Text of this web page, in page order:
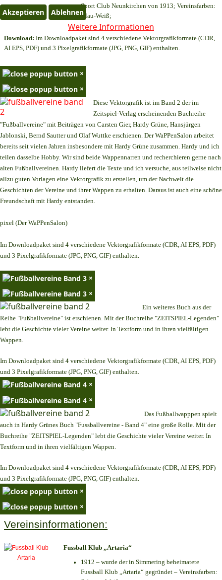
Akzeptieren Ablehnen
Weitere Informationen
Sport Club Neunkirchen von 1913; Vereinsfarben:
Blau-Weiß;
Download: Im Downloadpaket sind 4 verschiedene Vektorgrafikformate (CDR,
AI EPS, PDF) und 3 Pixelgrafikformate (JPG, PNG, GIF) enthalten.
×
×
Diese Vektorgrafik ist im Band 2 der im
Zeitspiel-Verlag erscheinenden Buchreihe
"Fußballvereine" mit Beiträgen von Carsten Gier, Hardy Grüne, Hansjürgen
Jablonski, Bernd Sautter und Olaf Wuttke erschienen. Der WaPPenSalon arbeitet
bereits seit vielen Jahren insbesondere mit Hardy Grüne zusammen. Hardy und ich
teilen dasselbe Hobby. Wir sind beide Wappennarren und recherchieren gerne nach
alten Fußballvereinen. Hardy liefert die Texte und ich versuche, aus teilweise nicht
allzu guten Vorlagen eine Vektorgrafik zu erstellen, um der Nachwelt die
Geschichten der Vereine und ihrer Wappen zu erhalten. Daraus ist auch eine schöne
Freundschaft mit Hardy entstanden.
pixel (Der WaPPenSalon)
Im Downloadpaket sind 4 verschiedene Vektorgrafikformate (CDR, AI EPS, PDF)
und 3 Pixelgrafikformate (JPG, PNG, GIF) enthalten.
×
×
Ein weiteres Buch aus der
Reihe "Fußballvereine" ist erschienen. Mit der Buchreihe "ZEITSPIEL-Legenden"
lebt die Geschichte vieler Vereine weiter. In Textform und in ihren vielfältigen
Wappen.
Im Downloadpaket sind 4 verschiedene Vektorgrafikformate (CDR, AI EPS, PDF)
und 3 Pixelgrafikformate (JPG, PNG, GIF) enthalten.
×
×
Das Fußballwapppen spielt
auch in Hardy Grünes Buch "Fussballvereine - Band 4" eine große Rolle. Mit der
Buchreihe "ZEITSPIEL-Legenden" lebt die Geschichte vieler Vereine weiter. In
Textform und in ihren vielfältigen Wappen.
Im Downloadpaket sind 4 verschiedene Vektorgrafikformate (CDR, AI EPS, PDF)
und 3 Pixelgrafikformate (JPG, PNG, GIF) enthalten.
×
×
Vereinsinformationen:
Fussball Klub „Artaria“
1912 – wurde der in Simmering beheimatete
Fussball Klub „Artaria“ gegründet – Vereinsfarben: